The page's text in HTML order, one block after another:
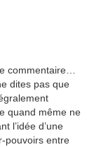
commentaire…
dites pas que
quand même ne
l’idée d’une
pouvoirs entre